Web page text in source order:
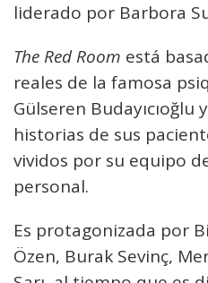
liderado por Barbora
The Red Room está
reales de la famosa
Gülseren Budayıcıoğlu
historias de sus
vividos por su equipo
personal.
Es protagonizada por
Özen, Burak Sevinç,